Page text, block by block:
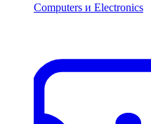
Computers и Electronics